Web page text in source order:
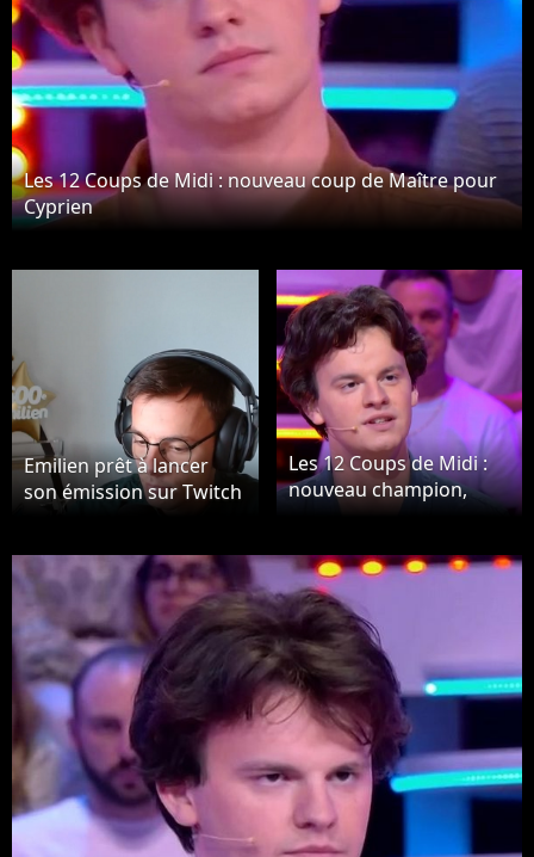
Les 12 Coups de Midi : nouveau coup de Maître pour
Cyprien
Emilien prêt à lancer
son émission sur Twitch
Les 12 Coups de Midi :
nouveau champion,
Cyprien aurait pu ne
"Je ne m'étais pas..."